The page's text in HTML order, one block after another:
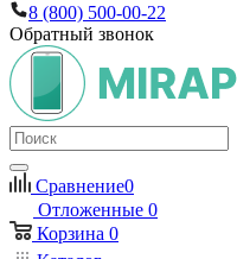
8 (800) 500-00-22
Обратный звонок
Сравнение0
Отложенные 0
Корзина 0